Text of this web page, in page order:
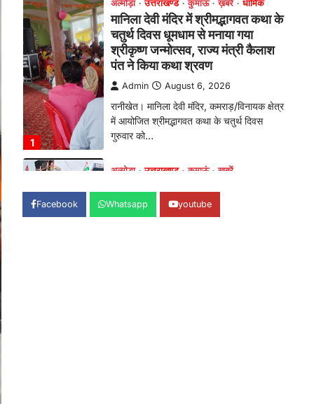
1
गुरुवार को…
2
अल्मोड़ा उत्तराखण्ड कुमाऊं ख़बरें
रानीखेत में शिक्षा-स्वास्थ्य व्यवस्था पर
फूटा कांग्रेस का गुस्सा, मंत्री और
सरकार का पुतला फूंका
Admin August 6, 2026
भतरोजखान में कांग्रेस का प्रदर्शन, स्वास्थ्य मंत्री
व शिक्षा मंत्री का फूंका पुतला 'विद्यालयों में…
रानीखेत में युवा कांग्रेस की जिला बैठक,
8 अगस्त को खड़गे की हल्द्वानी रैली को
Facebook Whatsapp youtube